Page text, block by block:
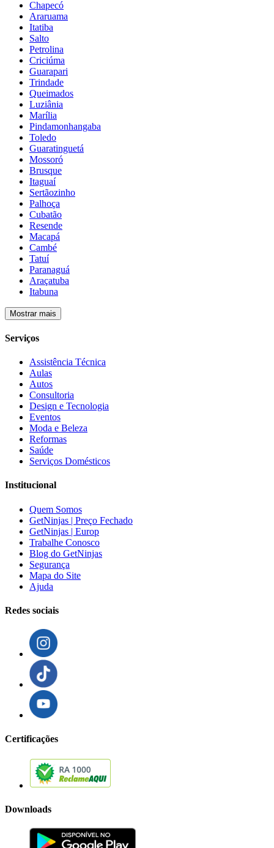
Chapecó
Araruama
Itatiba
Salto
Petrolina
Criciúma
Guarapari
Trindade
Queimados
Luziânia
Marília
Pindamonhangaba
Toledo
Guaratinguetá
Mossoró
Brusque
Itaguaí
Sertãozinho
Palhoça
Cubatão
Resende
Macapá
Cambé
Tatuí
Paranaguá
Araçatuba
Itabuna
Mostrar mais
Serviços
Assistência Técnica
Aulas
Autos
Consultoria
Design e Tecnologia
Eventos
Moda e Beleza
Reformas
Saúde
Serviços Domésticos
Institucional
Quem Somos
GetNinjas | Preço Fechado
GetNinjas | Europ
Trabalhe Conosco
Blog do GetNinjas
Segurança
Mapa do Site
Ajuda
Redes sociais
Certificações
Downloads